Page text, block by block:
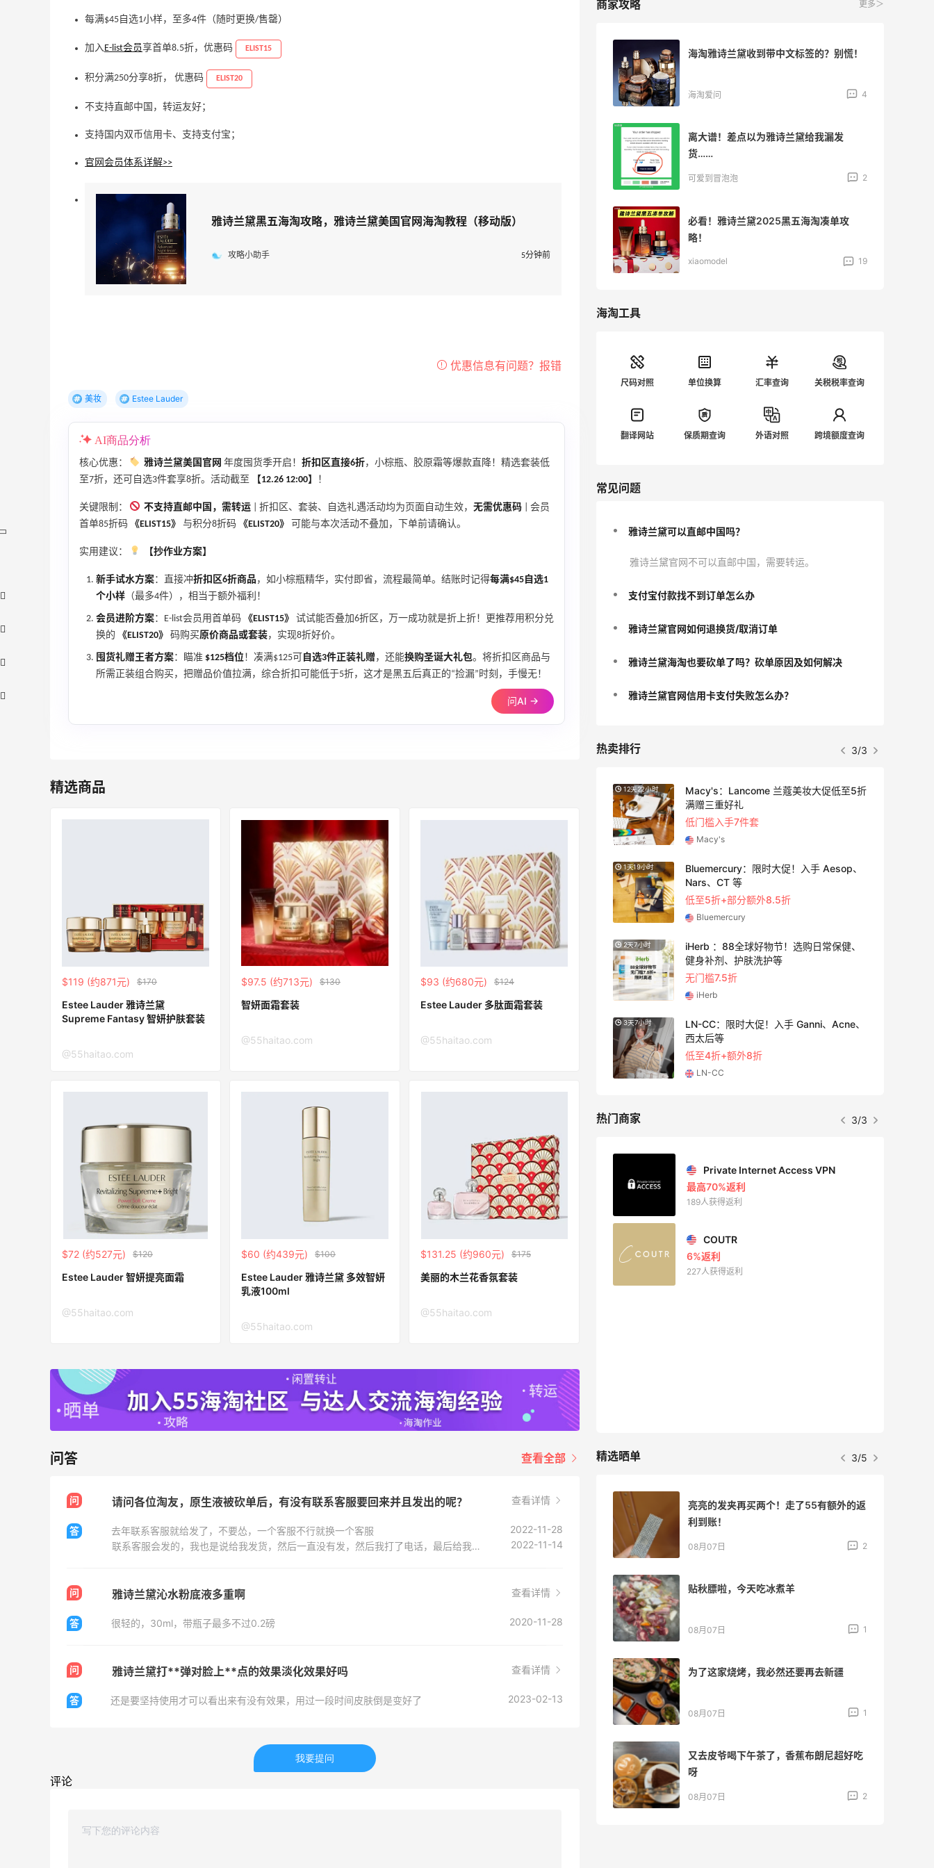
每满$45自选1小样，至多4件（随时更换/售罄）
加入E-list会员享首单8.5折，优惠码 ELIST15
积分满250分享8折， 优惠码 ELIST20
不支持直邮中国，转运友好；
支持国内双币信用卡、支持支付宝；
官网 会员体系详解>>
雅诗兰黛黑五海淘攻略，雅诗兰黛美国官网海淘教程（移动版）
攻略小助手 5分钟前
美妆 Estee Lauder
AI商品分析
核心优惠： 雅诗兰黛美国官网 年度囤货季开启！ 折扣区直接6折，小棕瓶、胶原霜等爆款直降！精选套装低
至7折，还可自选3件套享8折。活动截至
【12.26 12:00】 ！
关键限制： 不支持直邮中国，需转运 | 折扣区、套装、自选礼遇活动均为页面自动生效， 无需优惠码 | 会员
首单85折码
《ELIST15》 与积分8折码 《ELIST20》 可能与本次活动不叠加，下单前请确认。
实用建议： 【抄作业方案】
新手试水方案：直接冲折扣区6折商品 ，如小棕瓶精华，实付即省，流程最简单。结账时记得每满$45自选1
个小样 （最多4件），相当于额外福利！
会员进阶方案：E-list会员用首单码 《ELIST15》
试试能否叠加6折区，万一成功就是折上折！更推荐用积分兑
换的
《ELIST20》 码购买原价商品或套装，实现8折好价。
囤货礼赠王者方案：瞄准 $125档位 ！凑满$125可 自选3件正装礼赠 ，还能换购圣诞大礼包。将折扣区商品与
所需正装组合购买，把赠品价值拉满，综合折扣可能低于5折，这才是黑五后真正的“捡漏”时刻，手慢无！
问AI →
精选商品
$119 (约871元) $170
Estee Lauder 雅诗兰黛
Supreme Fantasy 智妍护肤套装
@55haitao.com
$97.5 (约713元) $130
智妍面霜套装
@55haitao.com
$93 (约680元) $124
Estee Lauder 多肽面霜套装
@55haitao.com
$72 (约527元) $120
Estee Lauder 智妍提亮面霜
@55haitao.com
$60 (约439元) $100
Estee Lauder 雅诗兰黛 多效智妍
乳液100ml
@55haitao.com
$131.25 (约960元) $175
美丽的木兰花香氛套装
@55haitao.com
问答 查看全部
问 请问各位淘友，原生液被砍单后，有没有联系客服要回来并且发出的呢？ 查看详情
答 去年联系客服就给发了，不要怂，一个客服不行就换一个客服
2022-11-28
联系客服会发的，我也是说给我发货，然后一直没有发，然后我打了电话，最后给我换成了几样东西让我选一个，我选了一个白金的面霜，还赚了很多。可以询问下客服
2022-11-14
问 雅诗兰黛沁水粉底液多重啊 查看详情
答 很轻的，30ml，带瓶子最多不过0.2磅 2020-11-28
问 雅诗兰黛打**弹对脸上**点的效果淡化效果好吗 查看详情
答 还是要坚持使用才可以看出来有没有效果，用过一段时间皮肤倒是变好了 2023-02-13
我要提问
评论
商家攻略 更多＞
必看！雅诗兰黛2025黑五海淘凑单攻
海淘雅诗兰黛收到带中文标签的？别慌！
海淘爱问 4
离大谱！差点以为雅诗兰黛给我漏发
货……
可爱到冒泡泡 2
必看！雅诗兰黛2025黑五海淘凑单攻
略！
xiaomodel 19
海淘工具
尺码对照 单位换算 汇率查询 关税税率查询
翻译网站 保质期查询 外语对照 跨境额度查询
常见问题
雅诗兰黛可以直邮中国吗？
雅诗兰黛官网不可以直邮中国，需要转运。
支付宝付款找不到订单怎么办
雅诗兰黛官网如何退换货/取消订单
雅诗兰黛海淘也要砍单了吗？砍单原因及如何解决
雅诗兰黛官网信用卡支付失败怎么办？
热卖排行 3/3
3天1小时
满赠正装橘子眼霜+精华唇蜜等好礼
Bloomingdales：时尚热卖！入手珑骧、
Bloomingdales
4天22小时
Macy's：返校季大促 精选童装热卖 部分
低至5折
5天22小时
Space NK UK：美妆护肤大促！入Lisa
Eldridge、Hourglass、伊索等
新人首单享8折
SS26时尚大牌低至5.5折
4天19小时
Columbia Sportswear：夏季大促！哥伦
比亚运动热卖
低至6折
Columbia Sportswear
1天19小时
Bloomingdales：美妆大促！入手 Dior、
满$200享8.5折优惠+部分送好礼
TOTEME、ZIMMERMAN 等
12天22小时
Macy's：Lancome 兰蔻美妆大促低至5折
满赠三重好礼
低门槛入手7件套
Macy's
1天19小时
Bluemercury：限时大促！入手 Aesop、
Nars、CT 等
低至5折+部分额外8.5折
Bluemercury
2天7小时
iHerb ：88全球好物节！选购日常保健、
健身补剂、护肤洗护等
无门槛7.5折
iHerb
3天7小时
LN-CC：限时大促！入手 Ganni、Acne、
西太后等
低至4折+额外8折
LN-CC
热门商家 3/3
Mac Duggal
最高2%返利
6074人成功下单
Biōkreativ
30%返利
54人获得返利
Eileen Fisher
最高3%返利
510人获得返利
62人获得返利
Belly Bandit
4%返利
42人获得返利
TIMEBEAM (US)
6%返利
86人获得返利
Private Internet Access VPN
最高70%返利
189人获得返利
COUTR
6%返利
227人获得返利
精选晒单 3/5
淘宝买维达抽纸，给家里囤点货！
08月08日 0
闪购买李若桃酸奶，2杯很划算！！
08月08日
高端面霜欧米达钻石面霜购入
美团买黄式壹品汇芋圆，好吃不贵！！
苦巧咸酪碎银子 | 喜茶最夯的一杯️
08月08日
深夜美食，打卡自贡小烧烤
iHerb8月第一单！日常补给囤起来
亮亮的发夹再买两个！走了55有额外的返
利到账！
08月07日 2
贴秋膘啦，今天吃冰煮羊
08月07日 1
为了这家烧烤，我必然还要再去新疆
08月07日 1
又去皮爷喝下午茶了，香蕉布朗尼超好吃
呀
08月07日 2